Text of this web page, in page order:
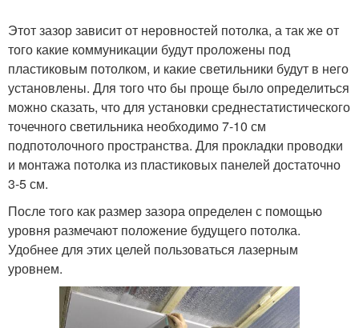
Панели на пластиковую
обрешетку
Пластиковый потолок
Бесшовные панели Потолок из пвх-панелей
Потолок под
пластиковые панели
Панельный потолок
Панели в деревянном
Пластиковых потолочные
Этот зазор зависит от неровностей потолка, а так же от
того какие коммуникации будут проложены под
пластиковым потолком, и какие светильники будут в него
установлены. Для того что бы проще было определиться
можно сказать, что для установки среднестатистического
точечного светильника необходимо 7-10 см
подпотолочного пространства. Для прокладки проводки
и монтажа потолка из пластиковых панелей достаточно
3-5 см.
После того как размер зазора определен с помощью
уровня размечают положение будущего потолка.
Удобнее для этих целей пользоваться лазерным
уровнем.